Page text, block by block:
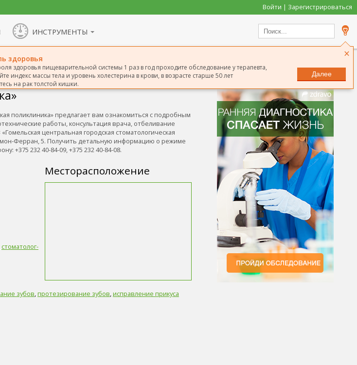
Войти | Зарегистрироваться
ИНСТРУМЕНТЫ
×
здоровья
здоровья пищеварительной системы 1 раз в год проходите обследование у терапевта,
индекс массы тела и уровень холестерина в крови, в возрасте старше 50 лет
на рак толстой кишки.
Далее
Сообщить о неточности
поликлиника» предлагает вам ознакомиться с подробным
работы, консультация врача, отбеливание
центральная городская стоматологическая
Ферран, 5. Получить детальную информацию о режиме
+375 232 40-84-09, +375 232 40-84-08.
Месторасположение
стоматолог-
зубов,протезирование зубов,исправление прикуса